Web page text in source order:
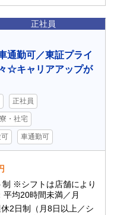
正社員
通勤可／東証プライ
☆キャリアアップが
正社員
・社宅
車通勤可
※シフトは店舗により
均20時間未満／月
2日制（月8日以上／シ